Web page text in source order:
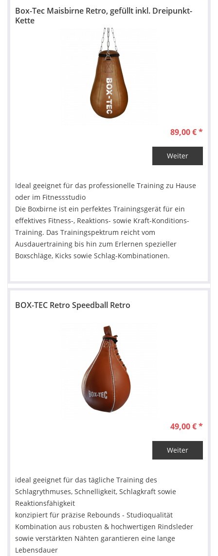
Box-Tec Maisbirne Retro, gefüllt inkl. Dreipunkt-
Kette
89,00 € *
Weiter
Ideal geeignet für das professionelle Training zu Hause
oder im Fitnessstudio
Die Boxbirne ist ein perfektes Trainingsgerät für ein
effektives Fitness-, Reaktions- sowie Kraft-Konditions-
Training. Das Trainingspektrum reicht vom
Ausdauertraining bis hin zum Erlernen spezieller
Boxschläge, Kicks sowie Schlag-Kombinationen.
BOX-TEC Retro Speedball Retro
49,00 € *
Weiter
ideal geeignet für das tägliche Training des
Schlagrythmuses, Schnelligkeit, Schlagkraft sowie
Reaktionsfähigkeit
konzipiert für präzise Rebounds - Studioqualität
Kombination aus robusten & hochwertigen Rindsleder
sowie verstärkten Nähten garantieren eine lange
Lebensdauer